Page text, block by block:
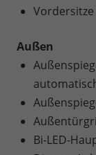
Außen
Bi-LED-